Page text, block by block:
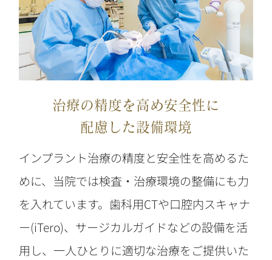
治療の精度を高め安全性に
配慮した設備環境
インプラント治療の精度と安全性を高めるた
めに、当院では検査・治療環境の整備にも力
を入れています。歯科用CTや口腔内スキャナ
ー(iTero)、サージカルガイドなどの設備を活
用し、一人ひとりに適切な治療をご提供いた